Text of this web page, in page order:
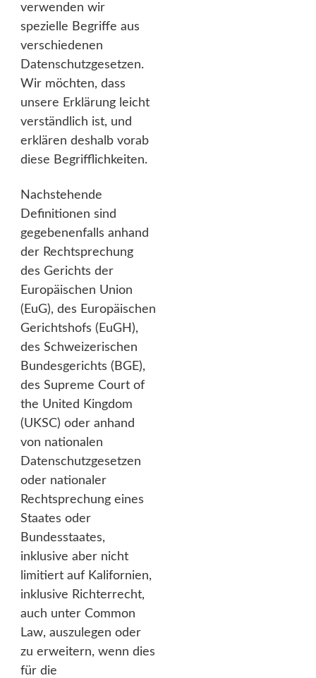
verwenden wir
spezielle Begriffe aus
verschiedenen
Datenschutzgesetzen.
Wir möchten, dass
unsere Erklärung leicht
verständlich ist, und
erklären deshalb vorab
diese Begrifflichkeiten.
Nachstehende
Definitionen sind
gegebenenfalls anhand
der Rechtsprechung
des Gerichts der
Europäischen Union
(EuG), des Europäischen
Gerichtshofs (EuGH),
des Schweizerischen
Bundesgerichts (BGE),
des Supreme Court of
the United Kingdom
(UKSC) oder anhand
von nationalen
Datenschutzgesetzen
oder nationaler
Rechtsprechung eines
Staates oder
Bundesstaates,
inklusive aber nicht
limitiert auf Kalifornien,
inklusive Richterrecht,
auch unter Common
Law, auszulegen oder
zu erweitern, wenn dies
für die